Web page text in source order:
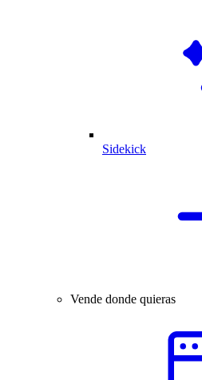
Sidekick
Vende donde quieras